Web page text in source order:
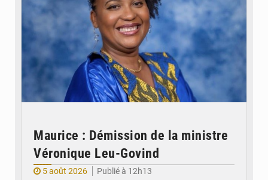
Maurice : Démission de la ministre
Véronique Leu-Govind
5 août 2026
Publié à 12h13